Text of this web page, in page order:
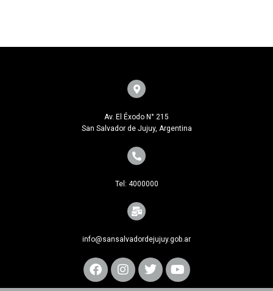
Av. El Éxodo N° 215
San Salvador de Jujuy, Argentina
Tel: 4000000
info@sansalvadordejujuy.gob.ar